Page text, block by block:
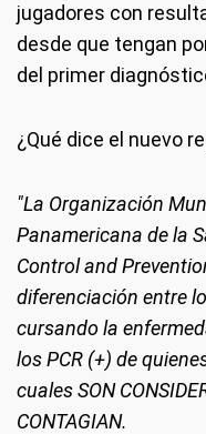
jugadores con
desde que tengan
del primer
¿Qué dice el nuevo
"La Organización
Panamericana de la
Control and
diferenciación entre
cursando la
los PCR (+) de
cuales SON
CONTAGIAN.